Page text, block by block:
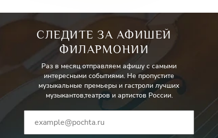
СЛЕДИТЕ ЗА АФИШЕЙ
ФИЛАРМОНИИ
Раз в месяц отправляем афишу с самыми
интересными событиями. Не пропустите
музыкальные премьеры и гастроли лучших
музыкантов,театров и артистов России.